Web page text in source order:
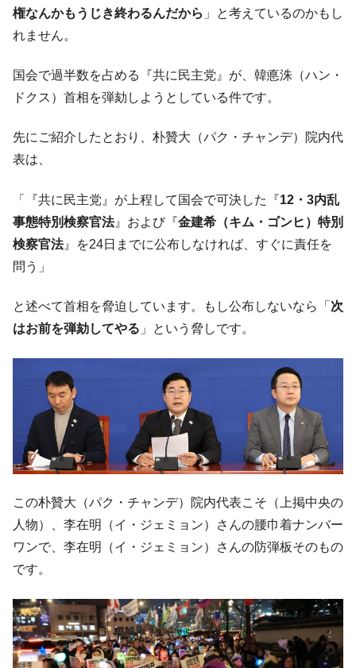
『Money1』
韓国･外為取引量「1日当たり1,214.4億ド
い「50.5％」に上昇
『Money1』
韓国大統領府ボンクラ政策室長が告発され
断
『Money1』
『Money1』
中国だけが鉄鋼輸出を異常増加させる ⇒ 中
国の過剰生産が世界を蝕む。
『Money1』
韓国製造業「半導体絶好調」のウラで他業
種は全般的「不調」⇒ PSIが示す現況は決して良くない。
ン』1人当たり賠償10万ウォンを認定 ⇒ 総額3兆7,000億
『Money1』 韓国で猛暑。南東部では干ばつ
『Money1』
韓国型イージス搭載の次世代駆逐艦
「KDDX」1番艦、2032年竣工と公示
『Money1』
【対日本円】ウォン安が急進！ 日米の協調
に韓国がいっちょがみしたのでは。
『Money1』
韓国政府『BYD』車への補助金を全廃 ⇒ 実
は韓国で『BYD』車は売れている。6カ月で対前年同期比
『Money1』
在韓米国大使スティールが着韓！⇒ さっそ
く空港に詰めかけ「出て行け！」「極右勢力」のプラカー
ドを掲げる「在韓反米勢力」
『Money1』
『Money1』
JPモルガン「韓国レバレッジETFの清算は
ほぼ終わった」
『Money1』
韓国『国民年金公団』株価暴落で200兆蒸
権なんかもうじき終わるんだから 」と考えているのかもし
れません。
国会で過半数を占める『共に民主党』が、韓悳洙（ハン・
ドクス）首相を弾劾しようとしている件です。
先にご紹介したとおり、朴贊大（パク・チャンデ）院内代
表は、
「『共に民主党』が上程して国会で可決した『12・3内乱
事態特別検察官法』および『金建希（キム・ゴンヒ）特別
検察官法』を24日までに公布しなければ、すぐに責任を
問う」
と述べて首相を脅迫しています。もし公布しないなら「 次
はお前を弾劾してやる 」という脅しです。
この朴贊大（パク・チャンデ）院内代表こそ（上掲中央の
人物）、李在明（イ・ジェミョン）さんの腰巾着ナンバー
ワンで、李在明（イ・ジェミョン）さんの防弾板そのもの
です。